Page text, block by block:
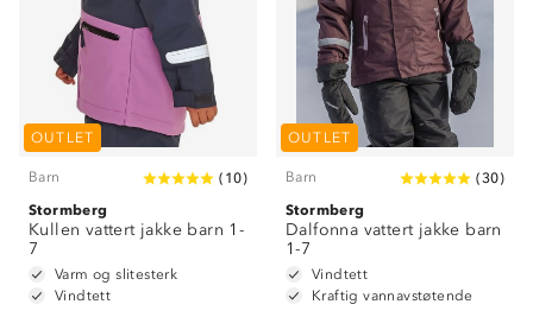
OUTLET
Barn ( 10)
Stormberg
Kullen vattert jakke barn 1-
7
Varm og slitesterk
Vindtett
OUTLET
Barn (30)
Stormberg
Dalfonna vattert jakke barn
1-7
Vindtett
Kraftig vannavstøtende